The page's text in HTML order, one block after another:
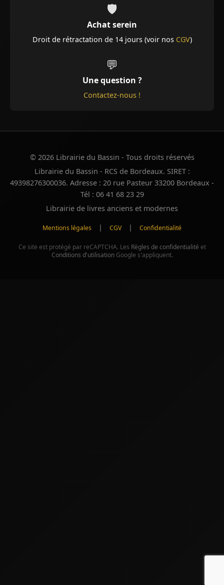
🛡️
Achat serein
Droit de rétractation de 14 jours (voir nos CGV)
💬
Une question ?
Contactez-nous !
© 2026 Librairie du Bassin - Tous droits réservés
Librairie du Bassin - RCS de Bordeaux. SIRET :
49398276300036. Adresse : 20 rue Pasteur 33200 Bordeaux -
Tél : 06 41 68 23 29
Librairie de livres anciens et modernes
Mentions légales | CGV | Confidentialité
Ce site est protégé par reCAPTCHA. Les Règles de confidentialité et
Conditions d'utilisationGoogle s'appliquent.